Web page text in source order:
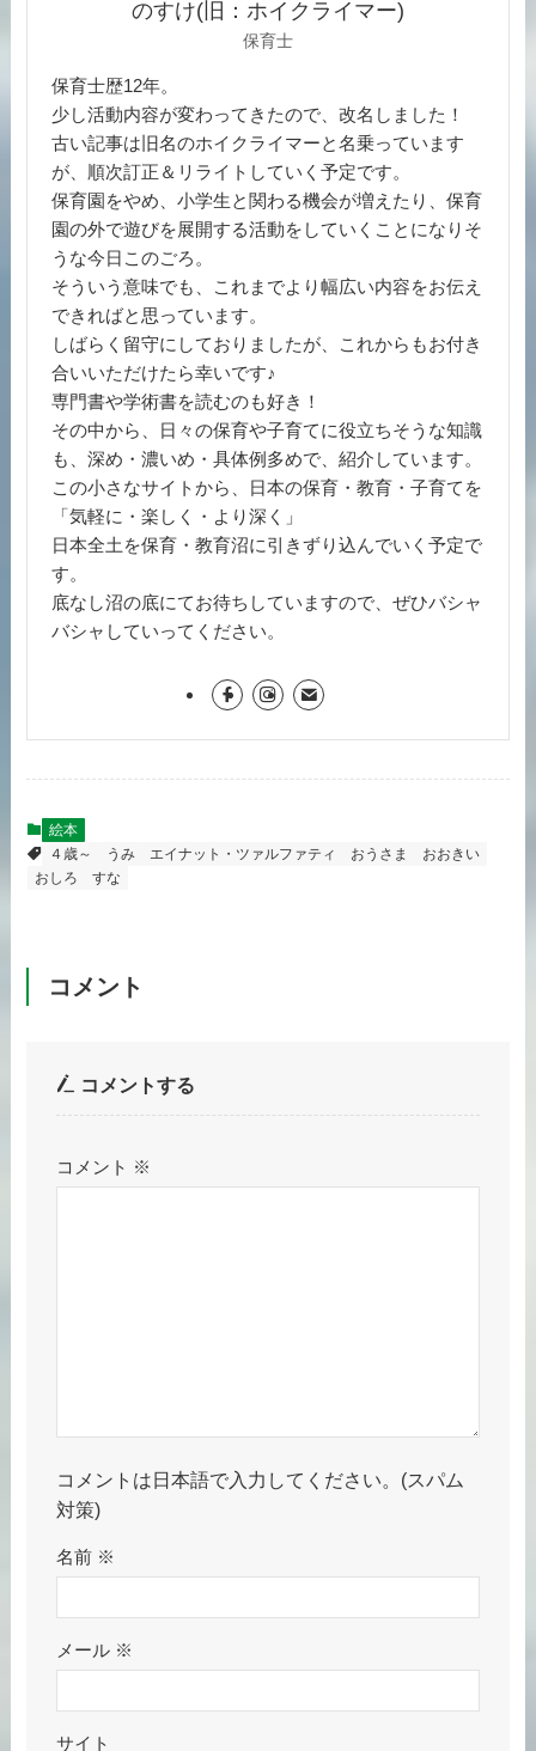
のすけ(旧：ホイクライマー)
保育士
保育士歴12年。
少し活動内容が変わってきたので、改名しました！
古い記事は旧名のホイクライマーと名乗っています
が、順次訂正＆リライトしていく予定です。
保育園をやめ、小学生と関わる機会が増えたり、保育
園の外で遊びを展開する活動をしていくことになりそ
うな今日このごろ。
そういう意味でも、これまでより幅広い内容をお伝え
できればと思っています。
しばらく留守にしておりましたが、これからもお付き
合いいただけたら幸いです♪
専門書や学術書を読むのも好き！
その中から、日々の保育や子育てに役立ちそうな知識
も、深め・濃いめ・具体例多めで、紹介しています。
この小さなサイトから、日本の保育・教育・子育てを
「気軽に・楽しく・より深く」
日本全土を保育・教育沼に引きずり込んでいく予定で
す。
底なし沼の底にてお待ちしていますので、ぜひバシャ
バシャしていってください。
絵本
４歳～
うみ エイナット・ツァルファティ おうさま
おおきい
おしろ
すな
コメント
コメントする
コメント ※
コメントは日本語で入力してください。(スパム
対策)
名前 ※
メール ※
サイト